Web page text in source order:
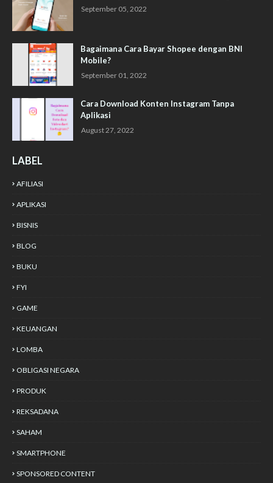
September 05, 2022
Bagaimana Cara Bayar Shopee dengan BNI
Mobile?
September 01, 2022
Cara Download Konten Instagram Tanpa
Aplikasi
August 27, 2022
LABEL
AFILIASI
APLIKASI
BISNIS
BLOG
BUKU
FYI
GAME
KEUANGAN
LOMBA
OBLIGASI NEGARA
PRODUK
REKSADANA
SAHAM
SMARTPHONE
SPONSORED CONTENT